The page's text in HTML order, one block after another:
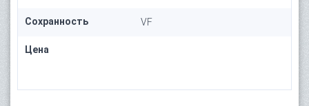
Сохранность VF
Цена